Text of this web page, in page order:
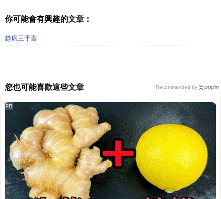
你可能會有興趣的文章：
筵席三千言
您也可能喜歡這些文章
PR
Recommended by